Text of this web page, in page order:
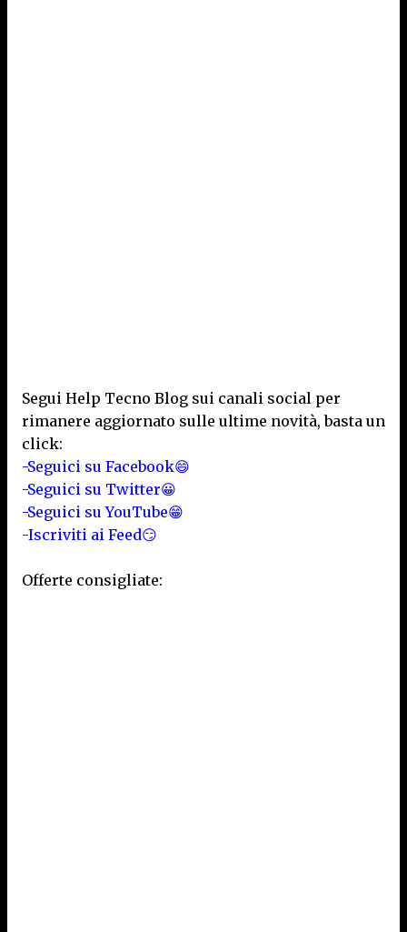
Segui Help Tecno Blog sui canali social per
rimanere aggiornato sulle ultime novità, basta un
click:
-Seguici su Facebook😄
-Seguici su Twitter😀
-Seguici su YouTube😁
-Iscriviti ai Feed😏
Offerte consigliate: